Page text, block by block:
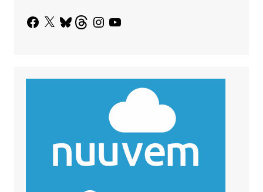
Facebook
X BlueskyThreadsInstagram
YouTube